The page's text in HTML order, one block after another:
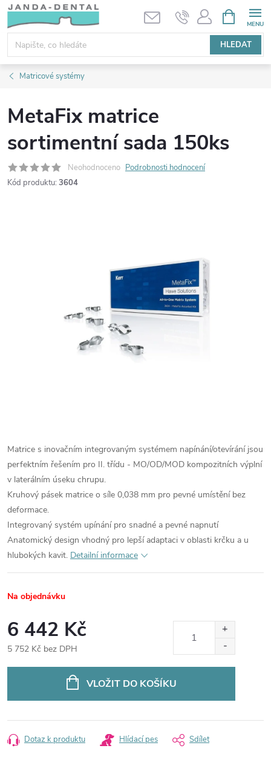
Přejít
obsah
HLEDAT
NÁKUPNÍ
KOŠÍK
Matricové systémy
MetaFix matrice
sortimentní sada 150ks
Neohodnoceno Podrobnosti hodnocení
Kód produktu: 3604
Matrice s inovačním integrovaným systémem napínání/otevírání jsou
perfektním řešením pro II. třídu - MO/OD/MOD kompozitních výplní
v laterálním úseku chrupu.
Kruhový pásek matrice o síle 0,038 mm pro pevné umístění bez
deformace.
Integrovaný systém upínání pro snadné a pevné napnutí
Anatomický design vhodný pro lepší adaptaci v oblasti krčku a u
hlubokých kavit. Detailní informace
Na objednávku
6 442 Kč
5 752 Kč bez DPH
VLOŽIT DO KOŠÍKU
Dotaz k produktu Hlídací pes Sdílet